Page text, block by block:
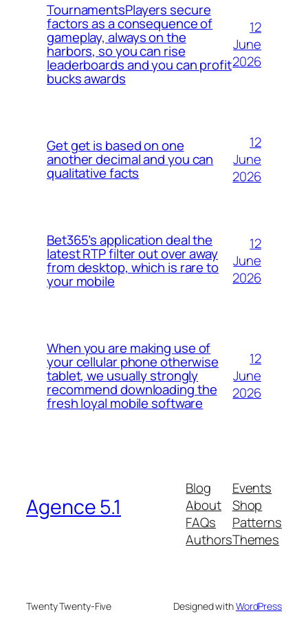
TournamentsPlayers secure
factors as a consequence of
gameplay, always on the
harbors, so you can rise
leaderboards and you can profit
bucks awards
12
June
2026
Get get is based on one
another decimal and you can
qualitative facts
12
June
2026
Bet365’s application deal the
latest RTP filter out over away
from desktop, which is rare to
your mobile
12
June
2026
When you are making use of
your cellular phone otherwise
tablet, we usually strongly
recommend downloading the
fresh loyal mobile software
12
June
2026
Agence 5.1
Blog
About
FAQs
Authors
Events
Shop
Patterns
Themes
Twenty Twenty-Five Designed withWordPress